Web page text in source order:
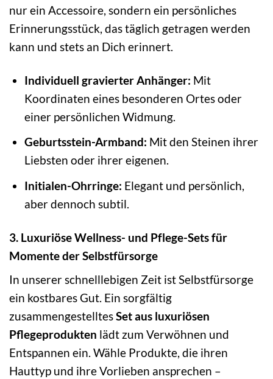
nur ein Accessoire, sondern ein persönliches
Erinnerungsstück, das täglich getragen werden
kann und stets an Dich erinnert.
Individuell gravierter Anhänger: Mit
Koordinaten eines besonderen Ortes oder
einer persönlichen Widmung.
Geburtsstein-Armband: Mit den Steinen ihrer
Liebsten oder ihrer eigenen.
Initialen-Ohrringe: Elegant und persönlich,
aber dennoch subtil.
3. Luxuriöse Wellness- und Pflege-Sets für
Momente der Selbstfürsorge
In unserer schnelllebigen Zeit ist Selbstfürsorge
ein kostbares Gut. Ein sorgfältig
zusammengestelltesSet aus luxuriösen
Pflegeprodukten lädt zum Verwöhnen und
Entspannen ein. Wähle Produkte, die ihren
Hauttyp und ihre Vorlieben ansprechen –